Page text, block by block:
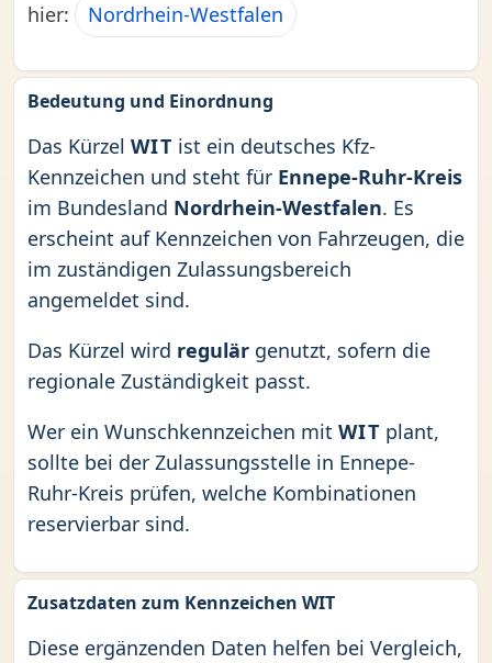
hier:
Nordrhein-Westfalen
Bedeutung und Einordnung
Das Kürzel WIT ist ein deutsches Kfz-
Kennzeichen und steht für Ennepe-Ruhr-Kreis
im Bundesland Nordrhein-Westfalen. Es
erscheint auf Kennzeichen von Fahrzeugen, die
im zuständigen Zulassungsbereich
angemeldet sind.
Das Kürzel wird regulär genutzt, sofern die
regionale Zuständigkeit passt.
Wer ein Wunschkennzeichen mit WIT plant,
sollte bei der Zulassungsstelle in Ennepe-
Ruhr-Kreis prüfen, welche Kombinationen
reservierbar sind.
Zusatzdaten zum Kennzeichen WIT
Diese ergänzenden Daten helfen bei Vergleich,